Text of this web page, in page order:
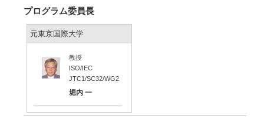
プログラム委員長
元東京国際大学
教授
ISO/IEC
JTC1/SC32/WG2
堀内 一